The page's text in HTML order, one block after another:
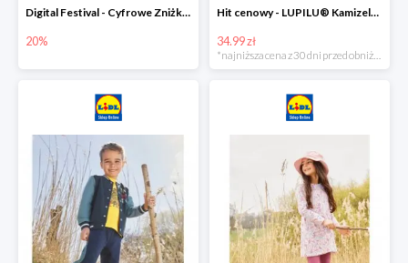
Digital Festival - Cyfrowe Zniżki Ubrania dla dzieci w Lidlu -20%
20%
Hit cenowy - LUPILU® Kamizelka pikowana dziewczęca
34.99 zł